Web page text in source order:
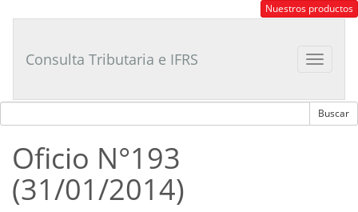
Tributario
Nuestros productos
Toggle
Consulta Tributaria e IFRS
Oficio N°193
(31/01/2014)